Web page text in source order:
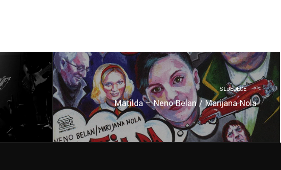
SLJEDEĆE
Matilda – Neno Belan / Marijana Nola